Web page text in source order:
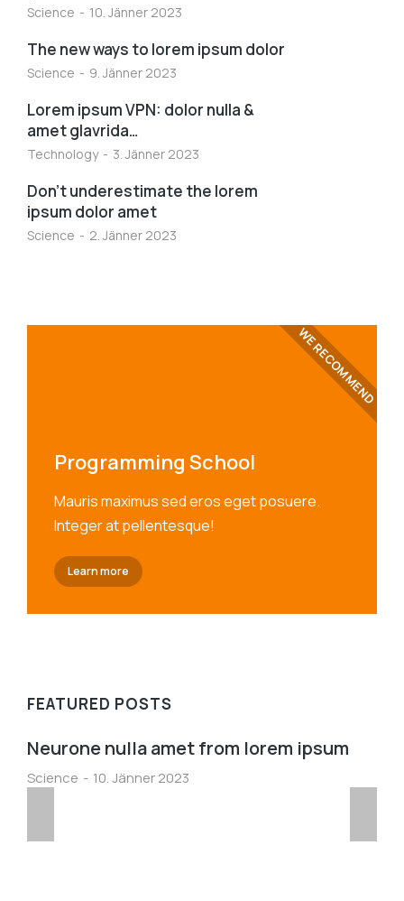
Science 10. Jänner 2023
The new ways to lorem ipsum dolor
Science 9. Jänner 2023
Lorem ipsum VPN: dolor nulla &
amet glavrida…
Technology 3. Jänner 2023
Don’t underestimate the lorem
ipsum dolor amet
Science 2. Jänner 2023
Programming School
Mauris maximus sed eros eget posuere.
Integer at pellentesque!
Learn more
WE RECOMMEND
FEATURED POSTS
Neurone nulla amet from lorem ipsum
Science 10. Jänner 2023